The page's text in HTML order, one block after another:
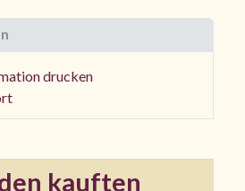
drucken
kauften